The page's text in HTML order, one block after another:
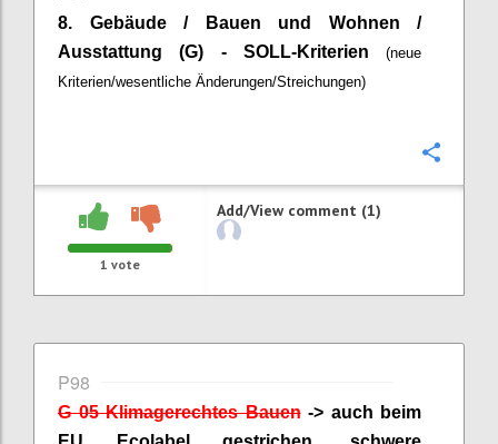
8.
Gebäude / Bauen und Wohnen /
Ausstattung (G) - SOLL-Kriterien (neue
Kriterien/wesentliche Änderungen/Streichungen)
1 vote
Add/View comment (1)
P98
G 05 Klimagerechtes Bauen-> auch beim